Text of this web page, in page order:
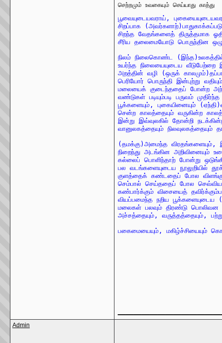
செற்றமும் உவகையும் செய்யாது காத்து
பூவையுடையவராய்,
சிறப்பாக
சிறந்த வேதங்களைத் திருத்தமாக
நிலம் நிலைகொண்ட (இந்த)உலகத்தில்
உயர்ந்த நிலையையுடைய வீடுபேற்றை
அறத்தின் வழி (ஒருக்
பெரியோர் பொருந்தி இன்புற்று வதியும்
மலையைக் குடைந்ததைப் போன்ற
வண்டுகள் படியும்படி பருவம் முதிர்ந்த
பூக்களையும், புகையினையும்
சென்ற காலத்தையும் வருகின்ற
இன்று இவ்வுலகில் தோன்றி
(தமக்கு)அமைந்த விரதங்களையும்,
நிறைந்து அடங்கின அறிவினையும்
கல்லைப் பொளிந்தாற் போன்று
பல வடங்களையுடைய நூலுறியில்
குளத்தைக் கண்டதைப் போல
செம்பால் செய்ததைப் போல செவ்விய
கண்பார்க்கும் விசையைத்
வியப்பமைந்த நறிய
மலைகள் பலவும் திரண்டு
Admin